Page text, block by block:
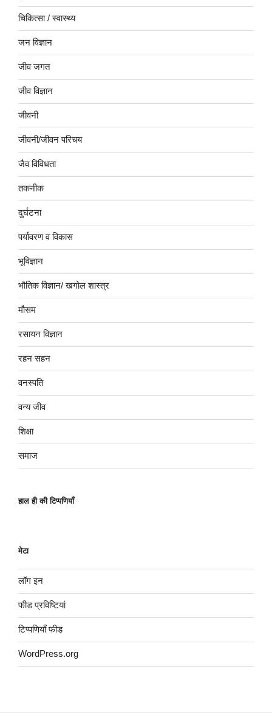
चिकित्सा / स्वास्थ्य
जन विज्ञान
जीव जगत
जीव विज्ञान
जीवनी
जीवनी/जीवन परिचय
जैव विविधता
तकनीक
दुर्घटना
पर्यावरण व विकास
भूविज्ञान
भौतिक विज्ञान/ खगोल शास्त्र
मौसम
रसायन विज्ञान
रहन सहन
वनस्पति
वन्य जीव
शिक्षा
समाज
हाल ही की टिप्पणियाँ
मेटा
लॉग इन
फीड प्रविष्टियां
टिप्पणियाँ फीड
WordPress.org